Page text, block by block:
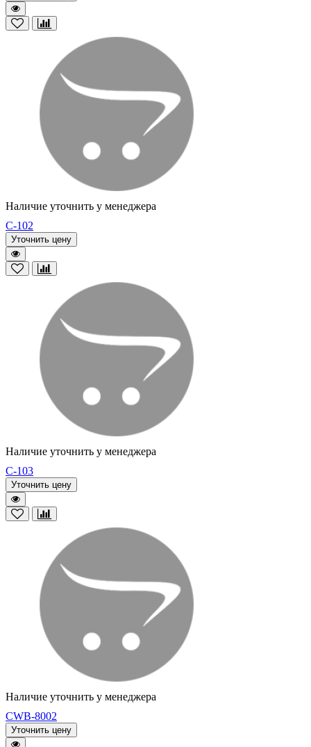
Наличие уточнить у менеджера
C-102
Уточнить цену
Наличие уточнить у менеджера
C-103
Уточнить цену
Наличие уточнить у менеджера
CWB-8002
Уточнить цену